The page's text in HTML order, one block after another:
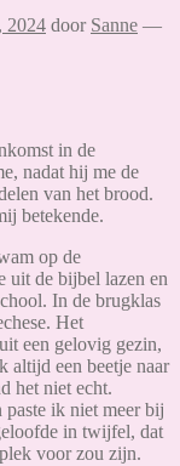
2024 door Sanne —
in de
nadat hij me de
van het brood.
betekende.
op de
uit de bijbel lazen en
In de brugklas
Het
een gelovig gezin,
altijd een beetje naar
het niet echt.
ik niet meer bij
in twijfel, dat
voor zou zijn.